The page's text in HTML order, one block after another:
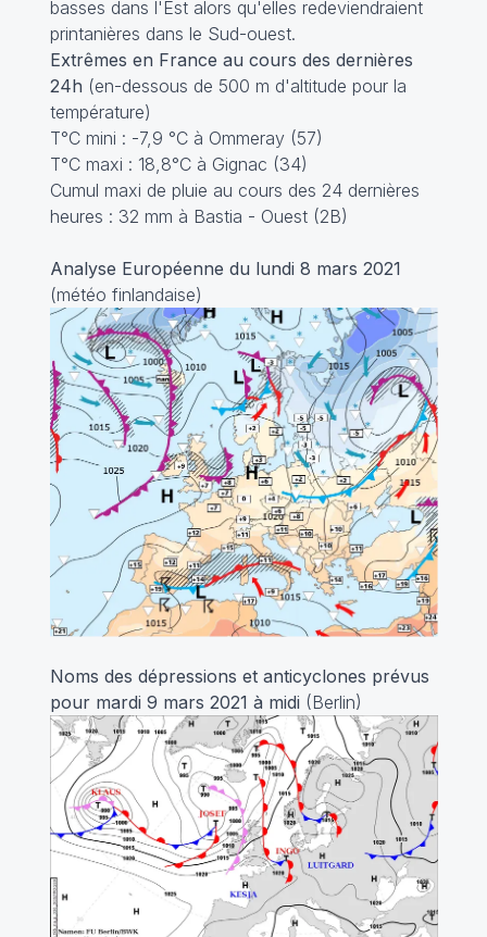
basses dans l'Est alors qu'elles redeviendraient
printanières dans le Sud-ouest.
Extrêmes en France au cours des dernières
24h (en-dessous de 500 m d'altitude pour la
température)
T°C mini : -7,9 °C à Ommeray (57)
T°C maxi : 18,8°C à Gignac (34)
Cumul maxi de pluie au cours des 24 dernières
heures : 32 mm à Bastia - Ouest (2B)
Analyse Européenne du lundi 8 mars 2021
(météo finlandaise)
Noms des dépressions et anticyclones prévus
pour mardi 9 mars 2021 à midi (Berlin)